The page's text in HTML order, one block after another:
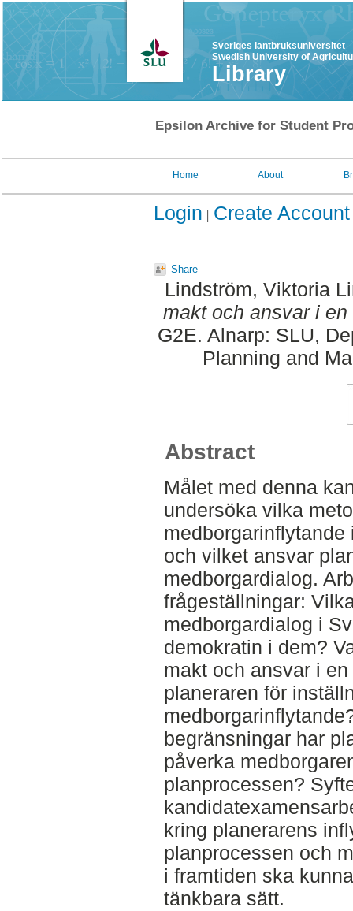
Sveriges lantbruksuniversitet
Swedish University of
Library
Epsilon Archive for Student
Home About
Login Create Account
Share
Lindström, Viktoria
makt och ansvar i
G2E. Alnarp: SLU,
Planning and
Abstract
Målet med denna
undersöka vilka
och vilket ansvar
medborgardialog.
frågeställningar:
medborgardialog i
demokratin i dem?
makt och ansvar i
planeraren för
begränsningar har
påverka
planprocessen?
kring planerarens
planprocessen och
i framtiden ska
tänkbara sätt.